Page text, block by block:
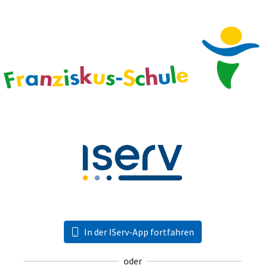
In der IServ-App fortfahren
oder